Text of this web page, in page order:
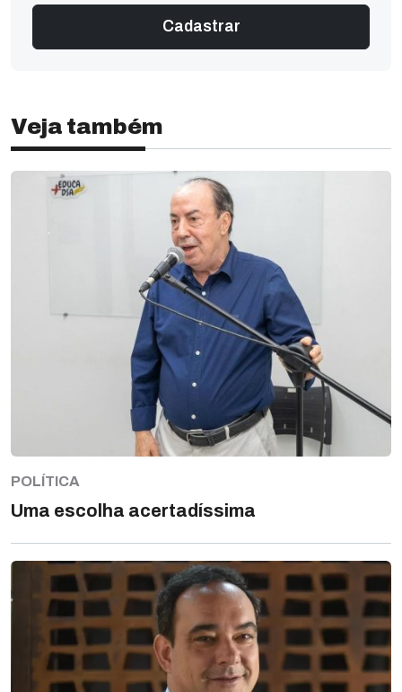
Veja também
POLÍTICA
Uma escolha acertadíssima